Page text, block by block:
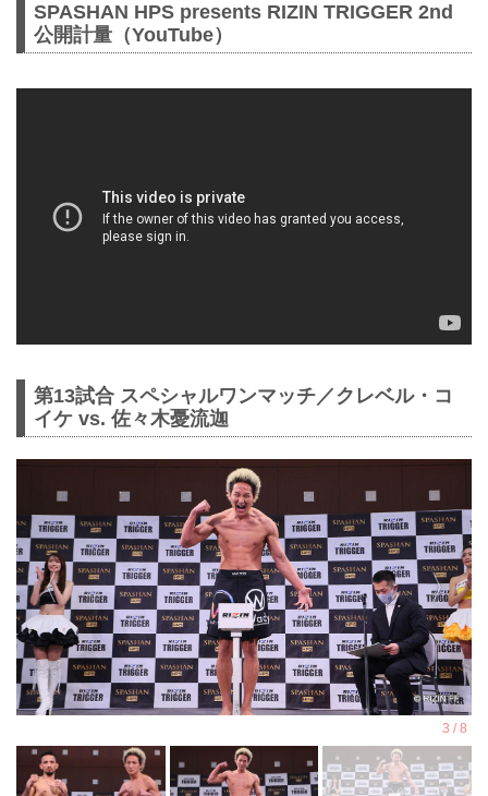
SPASHAN HPS presents RIZIN TRIGGER 2nd
公開計量（YouTube）
第13試合 スペシャルワンマッチ／クレベル・コ
イケ vs. 佐々木憂流迦